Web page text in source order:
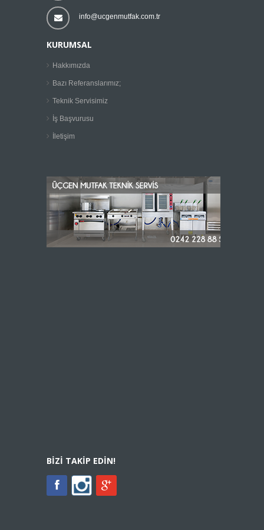
info@ucgenmutfak.com.tr
KURUMSAL
Hakkımızda
Bazı Referanslarımız;
Teknik Servisimiz
İş Başvurusu
İletişim
BIZI TAKIP EDIN!